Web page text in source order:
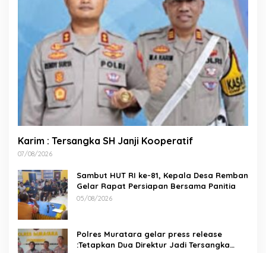
Karim : Tersangka SH Janji Kooperatif
07/08/2026
Sambut HUT RI ke-81, Kepala Desa Remban
Gelar Rapat Persiapan Bersama Panitia
05/08/2026
Polres Muratara gelar press release
:Tetapkan Dua Direktur Jadi Tersangka